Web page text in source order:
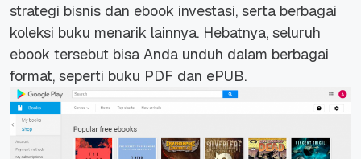
strategi bisnis dan ebook investasi, serta berbagai
koleksi buku menarik lainnya. Hebatnya, seluruh
ebook tersebut bisa Anda unduh dalam berbagai
format, seperti buku PDF dan ePUB.